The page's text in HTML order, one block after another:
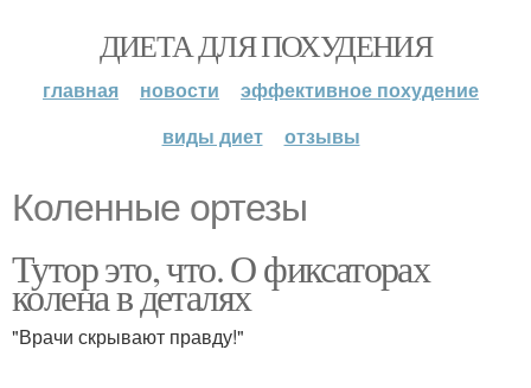
ДИЕТА ДЛЯ ПОХУДЕНИЯ
главная новости
эффективное похудение
виды диет
отзывы
Коленные ортезы
Тутор это, что. О фиксаторах
колена в деталях
"Врачи скрывают правду!"